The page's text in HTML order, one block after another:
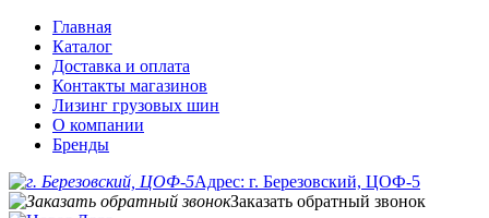
Главная
Каталог
Доставка и оплата
Контакты магазинов
Лизинг грузовых шин
О компании
Бренды
Адрес: г. Березовский, ЦОФ-5
Заказать обратный звонок